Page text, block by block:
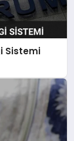
Sistemi